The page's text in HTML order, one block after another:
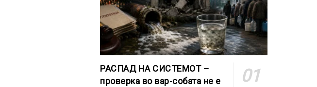
РАСПАД НА СИСТЕМОТ –
проверка во вар-собата не е